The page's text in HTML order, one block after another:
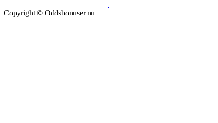
Copyright © Oddsbonuser.nu